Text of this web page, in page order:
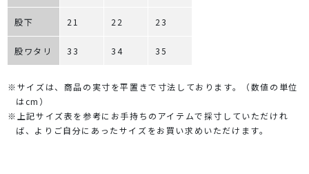
股下 21 22 23
股ワタリ 33 34 35
※サイズは、商品の実寸を平置きで寸法しております。（数値の単位
はcm）
※上記サイズ表を参考にお手持ちのアイテムで採寸していただけれ
ば、よりご自分にあったサイズをお買い求めいただけます。